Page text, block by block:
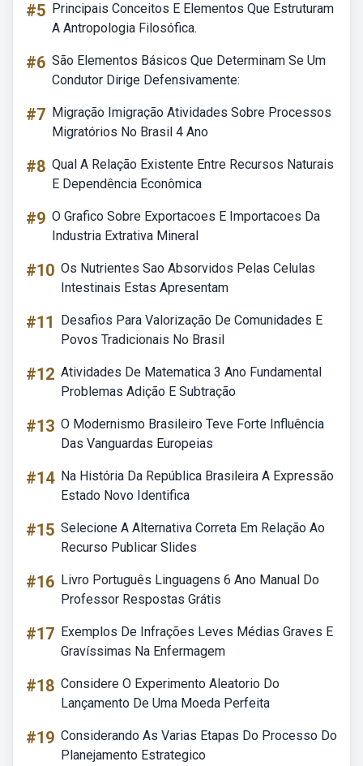
#5 Principais Conceitos E Elementos Que Estruturam
A Antropologia Filosófica.
#6 São Elementos Básicos Que Determinam Se Um
Condutor Dirige Defensivamente:
#7 Migração Imigração Atividades Sobre Processos
Migratórios No Brasil 4 Ano
#8 Qual A Relação Existente Entre Recursos Naturais
E Dependência Econômica
#9 O Grafico Sobre Exportacoes E Importacoes Da
Industria Extrativa Mineral
#10 Os Nutrientes Sao Absorvidos Pelas Celulas
Intestinais Estas Apresentam
#11
Desafios Para Valorização De Comunidades E
Povos Tradicionais No Brasil
#12 Atividades De Matematica 3 Ano Fundamental
Problemas Adição E Subtração
#13 O Modernismo Brasileiro Teve Forte Influência
Das Vanguardas Europeias
#14 Na História Da República Brasileira A Expressão
Estado Novo Identifica
#15 Selecione A Alternativa Correta Em Relação Ao
Recurso Publicar Slides
#16 Livro Português Linguagens 6 Ano Manual Do
Professor Respostas Grátis
#17 Exemplos De Infrações Leves Médias Graves E
Gravíssimas Na Enfermagem
#18 Considere O Experimento Aleatorio Do
Lançamento De Uma Moeda Perfeita
#19 Considerando As Varias Etapas Do Processo Do
Planejamento Estrategico